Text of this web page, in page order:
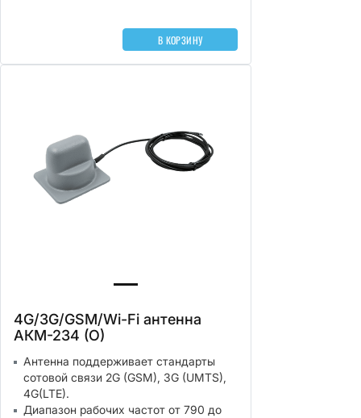
В КОРЗИНУ
4G/3G/GSM/Wi-Fi антенна
АКМ-234 (О)
Антенна поддерживает стандарты
сотовой связи 2G (GSM), 3G (UMTS),
4G(LTE).
Диапазон рабочих частот от 790 до